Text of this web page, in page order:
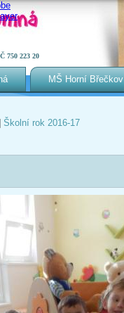
750 223 20
MŠ Horní Břečkov
|Školní rok 2016-17